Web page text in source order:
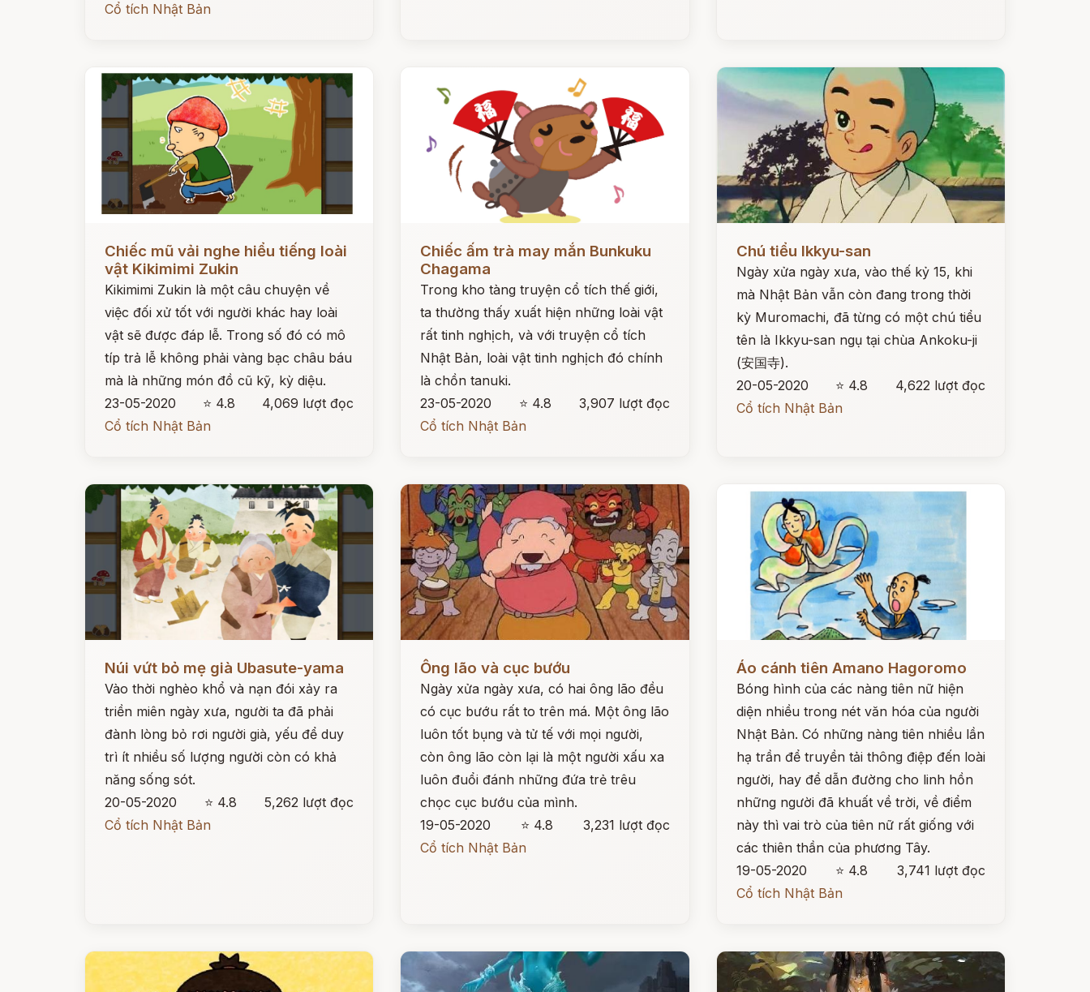
Cổ tích Nhật Bản
Đọc ngay
Chiếc mũ vải nghe hiểu tiếng loài
vật Kikimimi Zukin
Kikimimi Zukin là một câu chuyện về
việc đối xử tốt với người khác hay loài
vật sẽ được đáp lễ. Trong số đó có mô
típ trả lễ không phải vàng bạc châu báu
mà là những món đồ cũ kỹ, kỳ diệu.
23-05-2020
⭐ 4.8
4,069 lượt đọc
Cổ tích Nhật Bản
Đọc ngay
Chiếc ấm trà may mắn Bunkuku
Chagama
Trong kho tàng truyện cổ tích thế giới,
ta thường thấy xuất hiện những loài vật
rất tinh nghịch, và với truyện cổ tích
Nhật Bản, loài vật tinh nghịch đó chính
là chồn tanuki.
23-05-2020
⭐ 4.8
3,907 lượt đọc
Cổ tích Nhật Bản
Chú tiểu Ikkyu-san
Ngày xửa ngày xưa, vào thế kỷ 15, khi
mà Nhật Bản vẫn còn đang trong thời
kỳ Muromachi, đã từng có một chú tiểu
tên là Ikkyu-san ngụ tại chùa Ankoku-ji
(安国寺).
20-05-2020
⭐ 4.8
4,622 lượt đọc
Cổ tích Nhật Bản
Núi vứt bỏ mẹ già Ubasute-yama
Vào thời nghèo khổ và nạn đói xảy ra
triền miên ngày xưa, người ta đã phải
đành lòng bỏ rơi người già, yếu để duy
trì ít nhiều số lượng người còn có khả
năng sống sót.
20-05-2020
⭐ 4.8
5,262 lượt đọc
Cổ tích Nhật Bản
Đọc ngay
Ông lão và cục bướu
Ngày xửa ngày xưa, có hai ông lão đều
có cục bướu rất to trên má. Một ông lão
luôn tốt bụng và tử tế với mọi người,
còn ông lão còn lại là một người xấu xa
luôn đuổi đánh những đứa trẻ trêu
chọc cục bướu của mình.
19-05-2020
⭐ 4.8
3,231 lượt đọc
Cổ tích Nhật Bản
Đọc ngay
Áo cánh tiên Amano Hagoromo
Bóng hình của các nàng tiên nữ hiện
diện nhiều trong nét văn hóa của người
Nhật Bản. Có những nàng tiên nhiều lần
hạ trần để truyền tải thông điệp đến loài
người, hay để dẫn đường cho linh hồn
những người đã khuất về trời, về điểm
này thì vai trò của tiên nữ rất giống với
các thiên thần của phương Tây.
19-05-2020
⭐ 4.8
3,741 lượt đọc
Cổ tích Nhật Bản